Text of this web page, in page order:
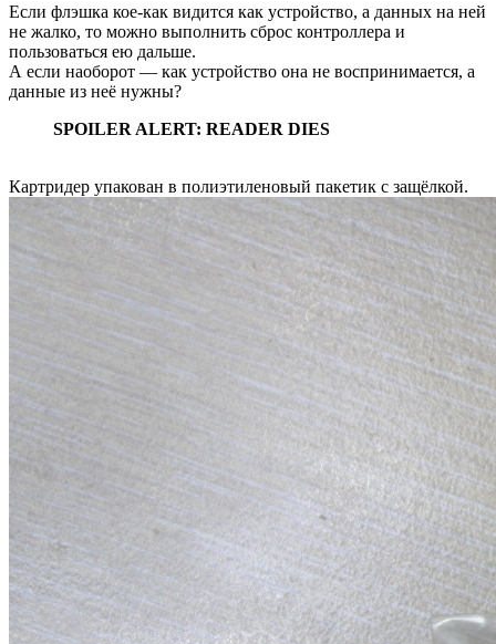
Если флэшка кое-как видится как устройство, а данных на ней
не жалко, то можно выполнить сброс контроллера и
пользоваться ею дальше.
А если наоборот — как устройство она не воспринимается, а
данные из неё нужны?
SPOILER ALERT: READER DIES
Картридер упакован в полиэтиленовый пакетик с защёлкой.